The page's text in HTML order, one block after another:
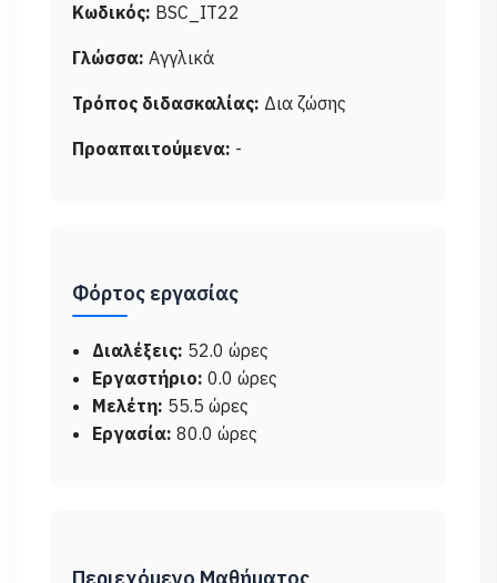
Κωδικός: BSC_IT22
Γλώσσα: Αγγλικά
Τρόπος διδασκαλίας: Δια ζώσης
Προαπαιτούμενα: -
Φόρτος εργασίας
Διαλέξεις: 52.0 ώρες
Εργαστήριο: 0.0 ώρες
Μελέτη: 55.5 ώρες
Εργασία: 80.0 ώρες